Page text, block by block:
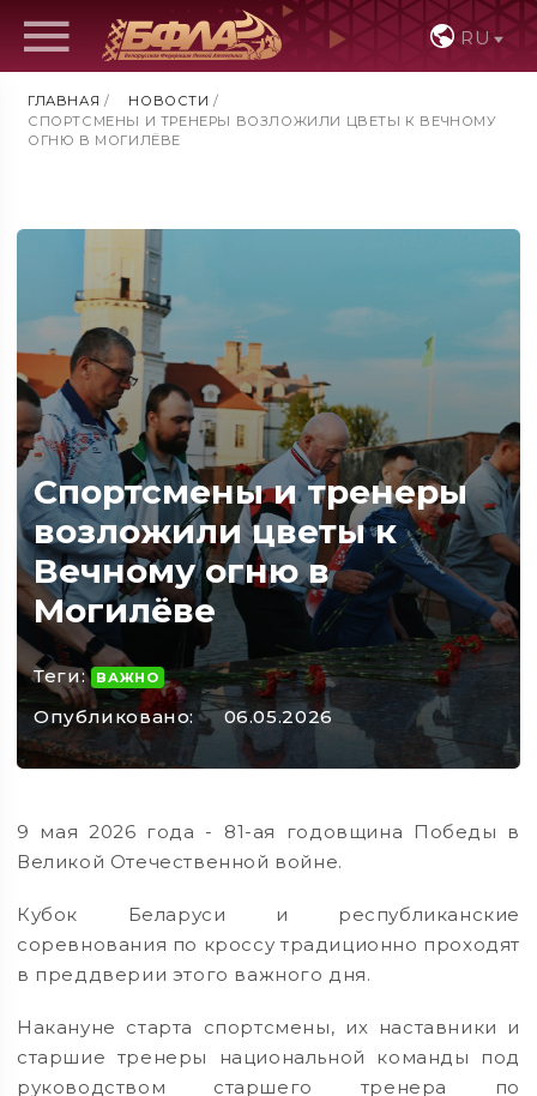
RU
ГЛАВНАЯ / НОВОСТИ /
СПОРТСМЕНЫ И ТРЕНЕРЫ ВОЗЛОЖИЛИ ЦВЕТЫ К ВЕЧНОМУ
ОГНЮ В МОГИЛЁВЕ
Спортсмены и тренеры
возложили цветы к
Вечному огню в
Могилёве
Теги: ВАЖНО
Опубликовано: 06.05.2026
9 мая 2026 года - 81-ая годовщина Победы в
Великой Отечественной войне.
Кубок Беларуси и республиканские
соревнования по кроссу традиционно проходят
в преддверии этого важного дня.
Накануне старта спортсмены, их наставники и
старшие тренеры национальной команды под
руководством старшего тренера по